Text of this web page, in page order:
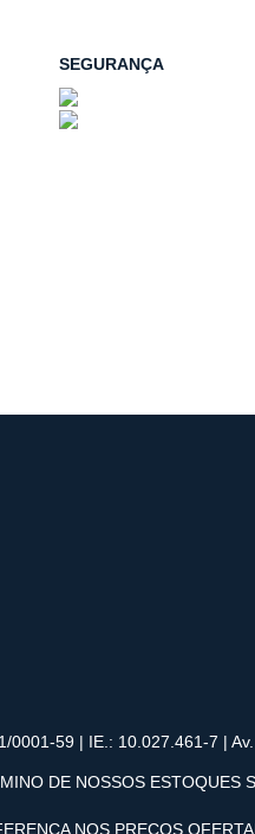
SEGURANÇA
0001-59 | IE.: 10.027.461-7 |
DE NOSSOS ESTOQUES
NOS PREÇOS